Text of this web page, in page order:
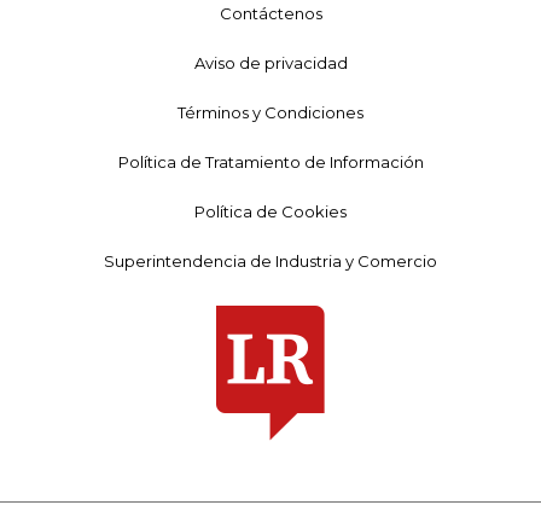
Contáctenos
Aviso de privacidad
Términos y Condiciones
Política de Tratamiento de Información
Política de Cookies
Superintendencia de Industria y Comercio